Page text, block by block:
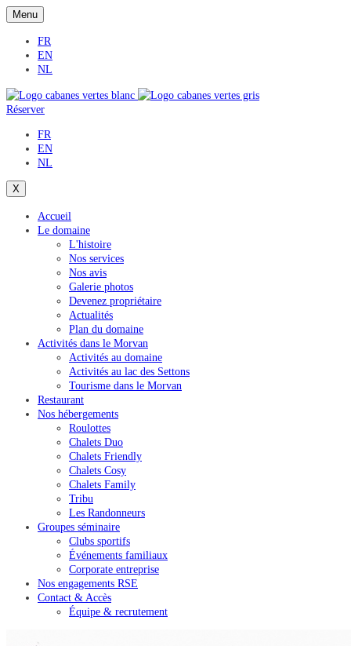
Menu
FR
EN
NL
Réserver
FR
EN
NL
X
Accueil
Le domaine
L'histoire
Nos services
Nos avis
Galerie photos
Devenez propriétaire
Actualités
Plan du domaine
Activités dans le Morvan
Activités au domaine
Activités au lac des Settons
Tourisme dans le Morvan
Restaurant
Nos hébergements
Roulottes
Chalets Duo
Chalets Friendly
Chalets Cosy
Chalets Family
Tribu
Les Randonneurs
Groupes séminaire
Clubs sportifs
Événements familiaux
Corporate entreprise
Nos engagements RSE
Contact & Accès
Équipe & recrutement